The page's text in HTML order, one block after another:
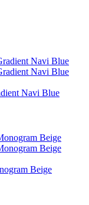
Navi Blue
Beige